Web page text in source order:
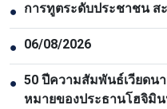
● การทูตระดับประชาชน ส
● 06/08/2026
● 50 ปีความสัมพันธ์เวียดน
หมายของประธานโฮจิมิ